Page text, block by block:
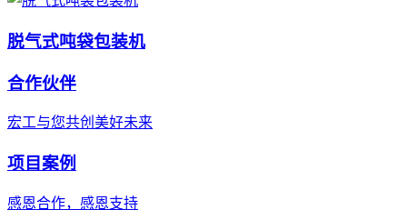
脱气式吨袋包装机
合作伙伴
宏工与您共创美好未来
项目案例
感恩合作，感恩支持